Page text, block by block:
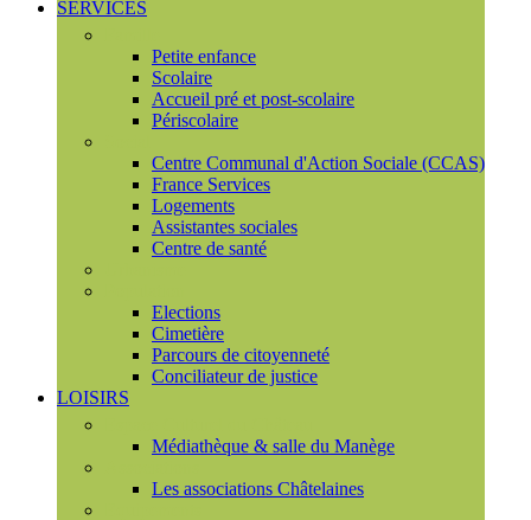
SERVICES
Petite enfance
Scolaire
Accueil pré et post-scolaire
Périscolaire
Centre Communal d'Action Sociale (CCAS)
France Services
Logements
Assistantes sociales
Centre de santé
Elections
Cimetière
Parcours de citoyenneté
Conciliateur de justice
LOISIRS
Médiathèque & salle du Manège
Les associations Châtelaines